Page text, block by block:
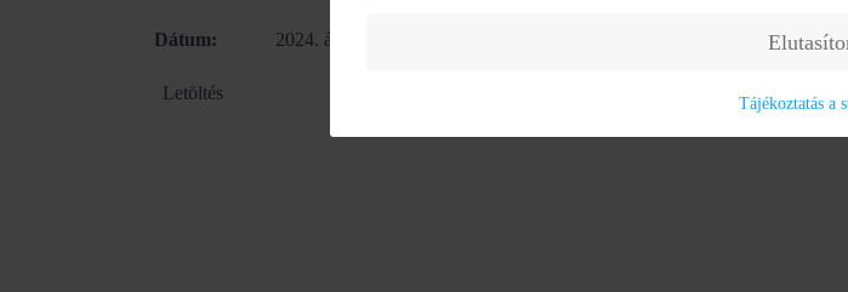
Dátum: 2024. április 23
Tájékoztatás a